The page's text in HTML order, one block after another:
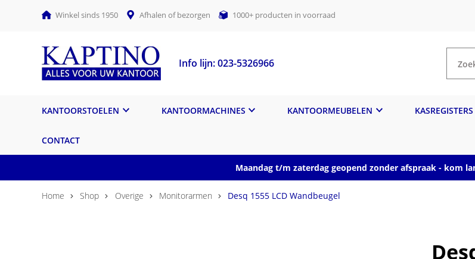
Winkel sinds 1950 Afhalen of bezorgen 1000+ producten in voorraad
Info lijn: 023-5326966
KANTOORSTOELEN KANTOORMACHINES KANTOORMEUBELEN KASREGISTERS
CONTACT
Maandag t/m zaterdag geopend zonder afspraak - kom
Home Shop Overige Monitorarmen Desq 1555 LCD Wandbeugel